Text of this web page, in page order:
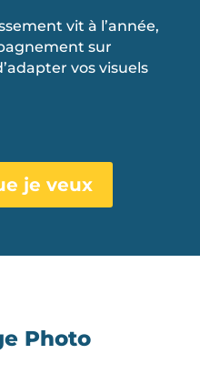
vit à l’année,
sur
vos visuels
je veux
Photo